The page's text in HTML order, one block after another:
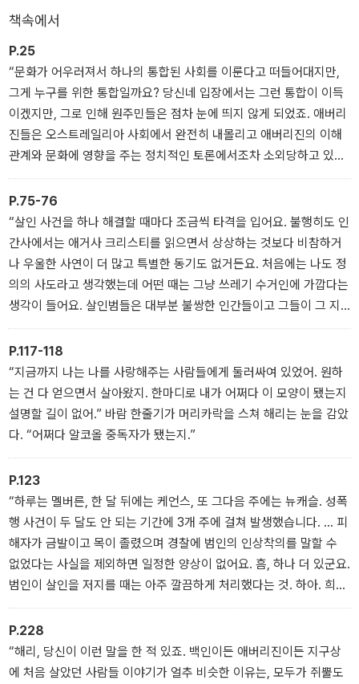
한 해리. 저항의 흔적도, 범행패턴도, 범인의 인상착의를 아는 자도 없
며 사건을 덮어버리려는 가운데 해리만이 사건의 심연에 귀를 기울이
지만, 그를 비웃기라도 하듯 같은 방법의 연쇄살인이 이어진다. 함께
수사하던 동료 경찰마저 죽음을 맞고 미끼가 되기를 자청한 해리의
연인은 실종되는데…
책속에서
P.25
“문화가 어우러져서 하나의 통합된 사회를 이룬다고 떠들어대지만,
그게 누구를 위한 통합일까요? 당신네 입장에서는 그런 통합이 이득
이겠지만, 그로 인해 원주민들은 점차 눈에 띄지 않게 되었죠. 애버리
진들은 오스트레일리아 사회에서 완전히 내몰리고 애버리진의 이해
관계와 문화에 영향을 주는 정치적인 토론에서조차 소외당하고 있어
요. 오스트레일리아 사람들은 애버리진 미술품을 집 안에 걸어두는
걸로 할 일을 다 한 줄 알죠.”
P.75-76
“살인 사건을 하나 해결할 때마다 조금씩 타격을 입어요. 불행히도 인
간사에서는 애거사 크리스티를 읽으면서 상상하는 것보다 비참하거
나 우울한 사연이 더 많고 특별한 동기도 없거든요. 처음에는 나도 정
의의 사도라고 생각했는데 어떤 때는 그냥 쓰레기 수거인에 가깝다는
생각이 들어요. 살인범들은 대부분 불쌍한 인간들이고 그들이 그 지
경에 이른 이유를 열 가지 이상 찾아내는 건 일도 아니거든요. 결국 모
든 건 좌절감으로 귀결돼요.”
P.117-118
“지금까지 나는 나를 사랑해주는 사람들에게 둘러싸여 있었어. 원하
는 건 다 얻으면서 살아왔지. 한마디로 내가 어쩌다 이 모양이 됐는지
설명할 길이 없어.” 바람 한줄기가 머리카락을 스쳐 해리는 눈을 감았
다. “어쩌다 알코올 중독자가 됐는지.”
P.123
“하루는 멜버른, 한 달 뒤에는 케언스, 또 그다음 주에는 뉴캐슬. 성폭
행 사건이 두 달도 안 되는 기간에 3개 주에 걸쳐 발생했습니다. … 피
해자가 금발이고 목이 졸렸으며 경찰에 범인의 인상착의를 말할 수
없었다는 사실을 제외하면 일정한 양상이 없어요. 흠, 하나 더 있군요.
범인이 살인을 저지를 때는 아주 깔끔하게 처리했다는 것. 하아. 희생
자를 깨끗이 씻겨서 자신의 흔적을 말끔히 제거한 것 같습니다. 지문,
정액, 옷의 섬유, 머리카락, 희생자의 손톱에 낀 피부조직까지 전부 다
요.”
P.228
“해리, 당신이 이런 말을 한 적 있죠. 백인이든 애버리진이든 지구상
에 처음 살았던 사람들 이야기가 얼추 비슷한 이유는, 모두가 쥐뿔도